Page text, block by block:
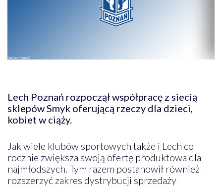
Lech Poznań rozpoczął współpracę z siecią
sklepów Smyk oferującą rzeczy dla dzieci,
kobiet w ciąży.
Jak wiele klubów sportowych także i Lech co
rocznie zwiększa swoją ofertę produktowa dla
najmłodszych. Tym razem postanowił również
rozszerzyć zakres dystrybucji sprzedaży